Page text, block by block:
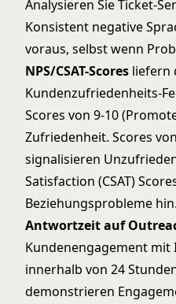
Analysieren Sie Ticket-
Konsistent negative
voraus, selbst wenn
NPS/CSAT-Scores liefern
Kundenzufriedenheits-
Scores von 9-10
Zufriedenheit. Scores
signalisieren
Satisfaction (CSAT)
Beziehungsprobleme hin.
Antwortzeit auf
Kundenengagement mit
innerhalb von 24
demonstrieren